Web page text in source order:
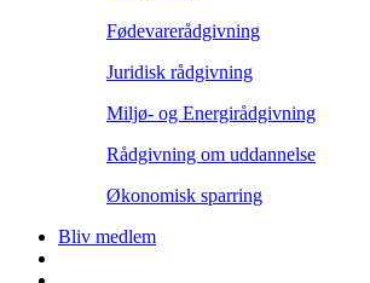
Fødevarerådgivning
Juridisk rådgivning
Miljø- og Energirådgivning
Rådgivning om uddannelse
Økonomisk sparring
Bliv medlem